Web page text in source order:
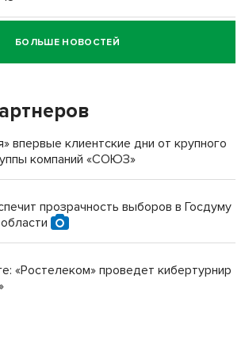
наказал водителя за смерть
БОЛЬШЕ НОВОСТЕЙ
впервые клиентские дни от крупного
компаний «СОЮЗ»
прозрачность выборов в Госдуму
«Ростелеком» проведет кибертурнир